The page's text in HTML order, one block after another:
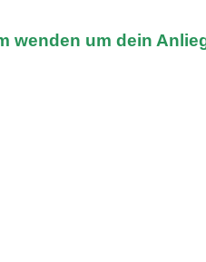
wenden um dein